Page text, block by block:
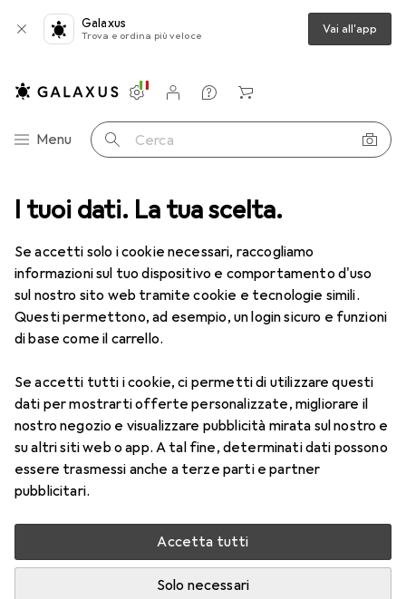
I tuoi dati. La tua scelta.
Se accetti solo i cookie necessari, raccogliamo
informazioni sul tuo dispositivo e comportamento d'uso
sul nostro sito web tramite cookie e tecnologie simili.
Questi permettono, ad esempio, un login sicuro e funzioni
di base come il carrello.
Se accetti tutti i cookie, ci permetti di utilizzare questi
dati per mostrarti offerte personalizzate, migliorare il
nostro negozio e visualizzare pubblicità mirata sul nostro e
su altri siti web o app. A tal fine, determinati dati possono
essere trasmessi anche a terze parti e partner
pubblicitari.
Accetta tutti
Solo necessari
Galaxus
Trova e ordina più veloce Vai all'app
Categoria Navigazione
Menu Cerca
Impostazioni
Conto cliente
Liste di confronto
Liste dei desideri
Carrello
Lenti a contatto Air Optix più HydraGlyde per l'astigmatismo
1 Immagine
Air Optix più HydraGlyde per
-3.5, Obiettivo mensile, 6 pz., Torico
Prezzo in EUR IVA incl.
EUR
53,58 EUR
8,93/1pz.
Consegna tra lun, 17/8 e mer, 19/8
Più di 10 pezzi in stock presso il fornitore